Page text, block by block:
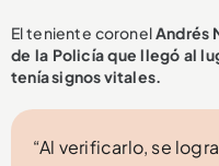
El teniente coronelAndrés
de la Policía que llegó al
tenía signos vitales.
“Al verificarlo, se